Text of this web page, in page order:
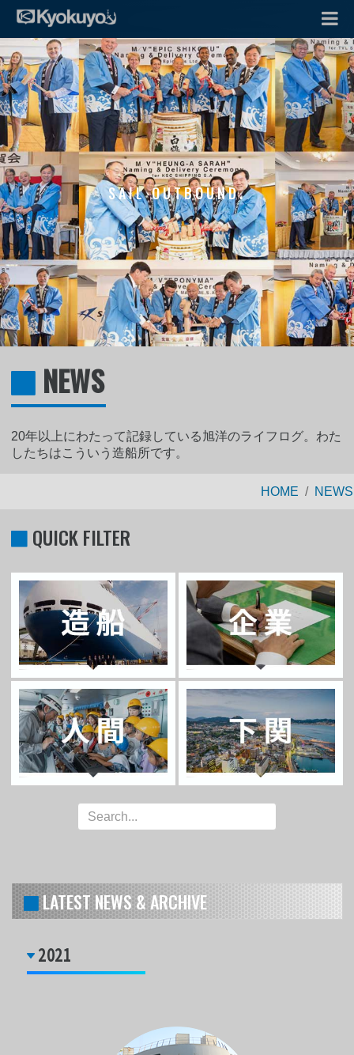
SAIL OUTBOUND.
NEWS
20年以上にわたって記録している旭洋のライフログ。わた
したちはこういう造船所です。
HOME NEWS
QUICK FILTER
LATEST NEWS & ARCHIVE
2021